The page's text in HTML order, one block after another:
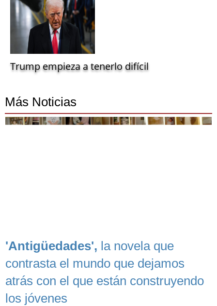
Trump empieza a tenerlo difícil
Más Noticias
'Antigüedades', la novela que
contrasta el mundo que dejamos
atrás con el que están construyendo
los jóvenes